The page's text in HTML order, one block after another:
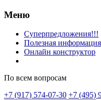
Меню
Суперпредложения!!!
Полезная информация
Онлайн конструктор
По всем вопросам
+7 (917) 574-07-30 +7 (495)